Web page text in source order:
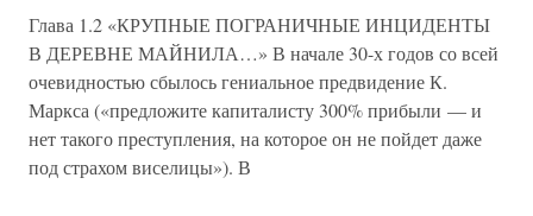
Глава 1.2 «КРУПНЫЕ ПОГРАНИЧНЫЕ ИНЦИДЕНТЫ
В ДЕРЕВНЕ МАЙНИЛА…» В начале 30-х годов со всей
очевидностью сбылось гениальное предвидение К.
Маркса («предложите капиталисту 300% прибыли — и
нет такого преступления, на которое он не пойдет даже
под страхом виселицы»). В